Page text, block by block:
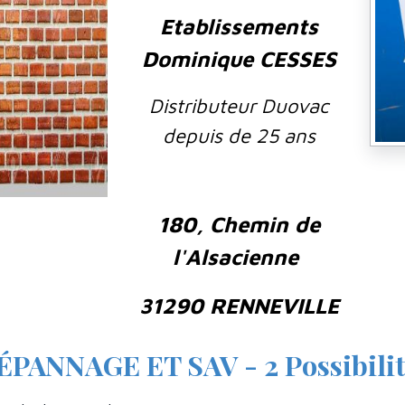
Etablissements
Dominique CESSES
Distributeur Duovac
depuis de 25 ans
180, Chemin de
l'Alsacienne
31290 RENNEVILLE
ET SAV - 2